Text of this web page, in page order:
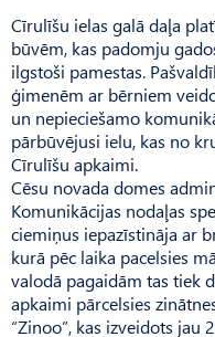
Cīrulīšu ielas galā daļa
būvēm, kas padomju
ilgstoši pamestas.
ģimenēm ar bērniem
un nepieciešamo
pārbūvējusi ielu, kas no
Cīrulīšu apkaimi.
Cēsu novada domes
Komunikācijas nodaļas
ciemiņus iepazīstināja ar
kurā pēc laika pacelsies
valodā pagaidām tas tiek
apkaimi pārcelsies
“Zinoo”, kas izveidots jau